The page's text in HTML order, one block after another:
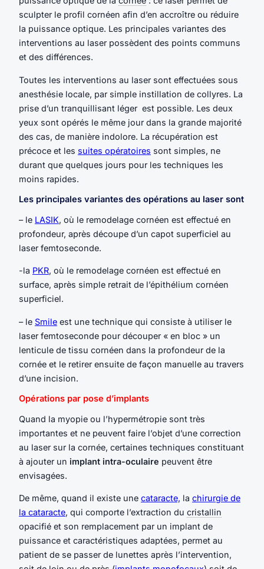
sculpter le profil cornéen afin d’en accroître ou réduire
la puissance optique. Les principales variantes des
interventions au laser possèdent des points communs
et des différences.
Toutes les interventions au laser sont effectuées sous
anesthésie locale, par simple instillation de collyres. La
prise d’un tranquillisant léger est possible. Les deux
yeux sont opérés le même jour dans la grande majorité
des cas, de manière indolore. La récupération est
précoce et les suites opératoires sont simples, ne
durant que quelques jours pour les techniques les
moins rapides.
Les principales variantes des opérations au laser sont
– le LASIK, où le remodelage cornéen est effectué en
profondeur, après découpe d’un capot superficiel au
laser femtoseconde.
-la PKR, où le remodelage cornéen est effectué en
surface, après simple retrait de l’épithélium cornéen
superficiel.
– le Smile est une technique qui consiste à utiliser le
laser femtoseconde pour découper « en bloc » un
lenticule de tissu cornéen dans la profondeur de la
cornée et le retirer ensuite de façon manuelle au travers
d’une incision.
Opérations par pose d’implants
Quand la myopie ou l’hypermétropie sont très
importantes et ne peuvent faire l’objet d’une correction
au laser sur la cornée, certaines techniques constituant
à ajouter un implant intra-oculaire peuvent être
envisagées.
De même, quand il existe une cataracte, la chirurgie de
la cataracte, qui comporte l’extraction du cristallin
opacifié et son remplacement par un implant de
puissance et caractéristiques adaptées, permet au
patient de se passer de lunettes après l’intervention,